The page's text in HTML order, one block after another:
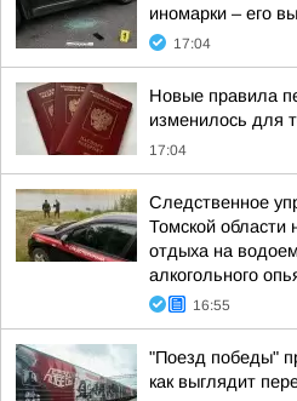
иномарки – его
17:04
Новые правила
изменилось для
17:04
Следственное
Томской области
отдыха на
алкогольного
16:55
"Поезд победы"
как выглядит